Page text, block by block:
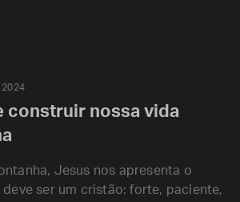
2024
construir nossa vida
Jesus nos apresenta o
ser um cristão: forte, paciente,